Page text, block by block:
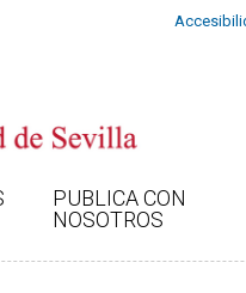
PUBLICA CON
NOSOTROS